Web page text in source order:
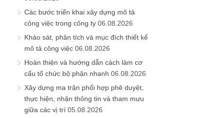
Các bước triển khai xây dựng mô tả
công việc trong công ty 06.08.2026
Khảo sát, phân tích và mục đích thiết kế
mô tả công việc 06.08.2026
Hoàn thiện và hướng dẫn cách làm cơ
cấu tổ chức bộ phận nhanh 06.08.2026
Xây dựng ma trận phối hợp phê duyệt,
thực hiện, nhận thông tin và tham mưu
giữa các vị trí 05.08.2026